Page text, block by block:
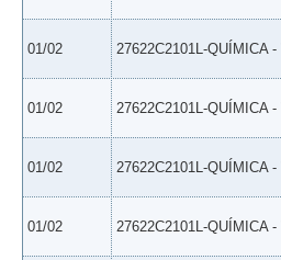
01/02 27622C2101L-QUÍMICA
01/02 27622C2101L-QUÍMICA
01/02 27622C2101L-QUÍMICA
01/02 27622C2101L-QUÍMICA